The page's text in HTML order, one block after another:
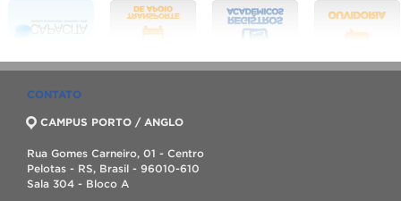
CONTATO
CAMPUS PORTO / ANGLO
Rua Gomes Carneiro, 01 - Centro
Pelotas - RS, Brasil - 96010-610
Sala 304 - Bloco A